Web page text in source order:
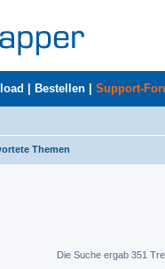
Bestellen Support-
Themen
Die Suche ergab 351